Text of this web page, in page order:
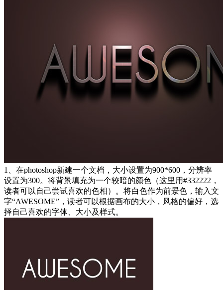
1、在photoshop新建一个文档，大小设置为900*600，分辨率
设置为300。将背景填充为一个较暗的颜色（这里用#332222，
读者可以自己尝试喜欢的色相）。将白色作为前景色，输入文
字“AWESOME”，读者可以根据画布的大小，风格的偏好，选
择自己喜欢的字体、大小及样式。